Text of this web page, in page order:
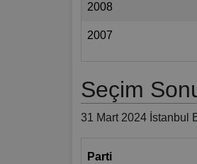
2008
2007
Seçim
31 Mart 2024 İstanbul
Parti